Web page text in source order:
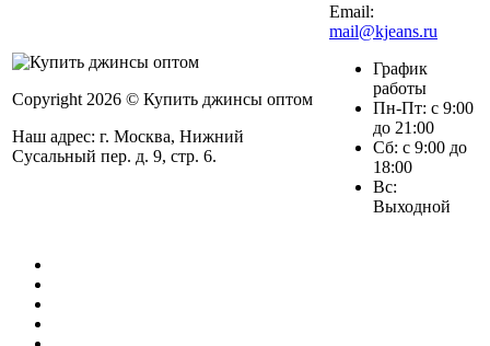
Copyright 2026 © Купить джинсы оптом
Наш адрес: г. Москва, Нижний
Сусальный пер. д. 9, стр. 6.
Email:
mail@kjeans.ru
График
работы
Пн-Пт: с 9:00
до 21:00
Сб: с 9:00 до
18:00
Вс:
Выходной